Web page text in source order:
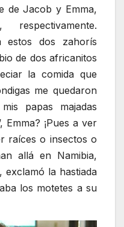
de Jacob y Emma,
estos dos zahorís
de dos africanitos
la comida que
me quedaron
papas majadas
Emma? ¡Pues a ver
raíces o insectos o
allá en Namibia,
exclamó la hastiada
los motetes a su